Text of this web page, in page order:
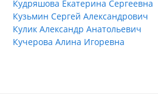
Кудряшова Екатерина Сергеевна
Кузьмин Сергей Александрович
Кулик Александр Анатольевич
Кучерова Алина Игоревна